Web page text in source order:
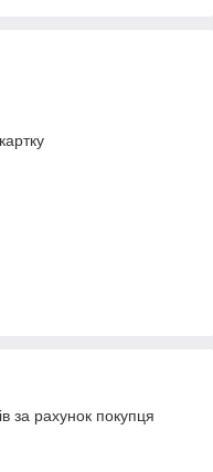
за рахунок покупця